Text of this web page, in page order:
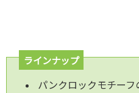
ラインナップ
パンクロックモチー